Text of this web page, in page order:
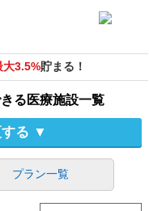
大3.5%貯まる！
る医療施設一覧
る ▼
プラン一覧